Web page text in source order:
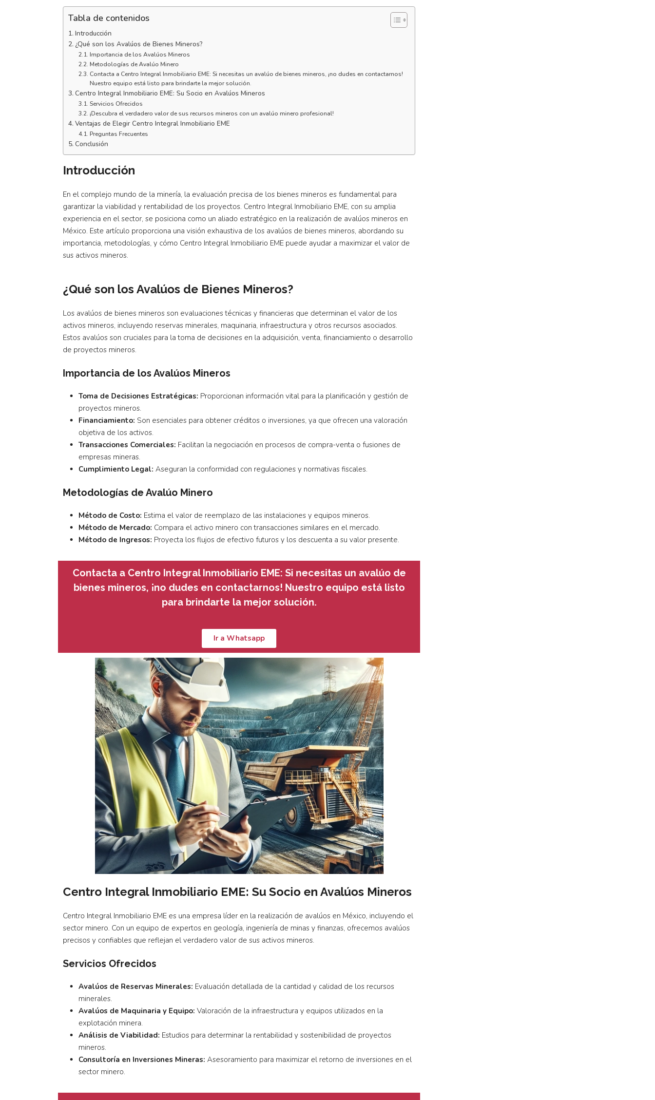
Tabla de contenidos
Introducción
¿Qué son los Avalúos de Bienes Mineros?
Importancia de los Avalúos Mineros
Metodologías de Avalúo Minero
Contacta a Centro Integral Inmobiliario EME: Si necesitas un avalúo de bienes mineros, ¡no dudes en contactarnos!
Nuestro equipo está listo para brindarte la mejor solución.
Centro Integral Inmobiliario EME: Su Socio en Avalúos Mineros
Servicios Ofrecidos
¡Descubra el verdadero valor de sus recursos mineros con un avalúo minero profesional!
Ventajas de Elegir Centro Integral Inmobiliario EME
Preguntas Frecuentes
Conclusión
Introducción
En el complejo mundo de la minería, la evaluación precisa de los bienes mineros es fundamental para
garantizar la viabilidad y rentabilidad de los proyectos. Centro Integral Inmobiliario EME, con su amplia
experiencia en el sector, se posiciona como un aliado estratégico en la realización de avalúos mineros en
México. Este artículo proporciona una visión exhaustiva de los avalúos de bienes mineros, abordando su
importancia, metodologías, y cómo Centro Integral Inmobiliario EME puede ayudar a maximizar el valor de
sus activos mineros.
¿Qué son los Avalúos de Bienes Mineros?
Los avalúos de bienes mineros son evaluaciones técnicas y financieras que determinan el valor de los
activos mineros, incluyendo reservas minerales, maquinaria, infraestructura y otros recursos asociados.
Estos avalúos son cruciales para la toma de decisiones en la adquisición, venta, financiamiento o desarrollo
de proyectos mineros.
Importancia de los Avalúos Mineros
Toma de Decisiones Estratégicas: Proporcionan información vital para la planificación y gestión de
proyectos mineros.
Financiamiento: Son esenciales para obtener créditos o inversiones, ya que ofrecen una valoración
objetiva de los activos.
Transacciones Comerciales: Facilitan la negociación en procesos de compra-venta o fusiones de
empresas mineras.
Cumplimiento Legal: Aseguran la conformidad con regulaciones y normativas fiscales.
Metodologías de Avalúo Minero
Método de Costo: Estima el valor de reemplazo de las instalaciones y equipos mineros.
Método de Mercado: Compara el activo minero con transacciones similares en el mercado.
Método de Ingresos: Proyecta los flujos de efectivo futuros y los descuenta a su valor presente.
Contacta a Centro Integral Inmobiliario EME: Si necesitas un avalúo de
bienes mineros, ¡no dudes en contactarnos! Nuestro equipo está listo
para brindarte la mejor solución.
Ir a Whatsapp
Centro Integral Inmobiliario EME: Su Socio en Avalúos Mineros
Centro Integral Inmobiliario EME es una empresa líder en la realización de avalúos en México, incluyendo el
sector minero. Con un equipo de expertos en geología, ingeniería de minas y finanzas, ofrecemos avalúos
precisos y confiables que reflejan el verdadero valor de sus activos mineros.
Servicios Ofrecidos
Avalúos de Reservas Minerales: Evaluación detallada de la cantidad y calidad de los recursos
minerales.
Avalúos de Maquinaria y Equipo: Valoración de la infraestructura y equipos utilizados en la
explotación minera.
Análisis de Viabilidad: Estudios para determinar la rentabilidad y sostenibilidad de proyectos
mineros.
Consultoría en Inversiones Mineras: Asesoramiento para maximizar el retorno de inversiones en el
sector minero.